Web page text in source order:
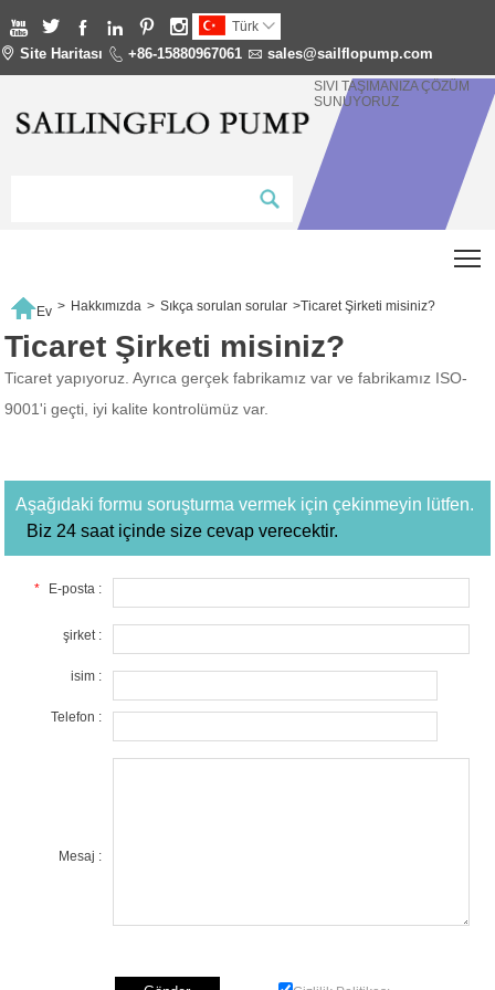
      Türk 
 Site Haritası  +86-15880967061  sales@sailflopump.com
SIVI TAŞIMANIZA ÇÖZÜM
SUNUYORUZ
Ev > Hakkımızda > Sıkça sorulan sorular >Ticaret Şirketi misiniz?
Ticaret Şirketi misiniz?
Ticaret yapıyoruz. Ayrıca gerçek fabrikamız var ve fabrikamız ISO-
9001'i geçti, iyi kalite kontrolümüz var.
Aşağıdaki formu soruşturma vermek için çekinmeyin lütfen.
Biz 24 saat içinde size cevap verecektir.
* E-posta :
şirket :
isim :
Telefon :
Mesaj :